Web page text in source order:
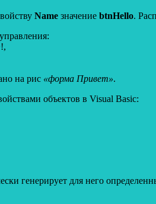
Name значение btnHello.
!,
на рис «форма Привет».
объектов в Visual Basic:
генерирует для него